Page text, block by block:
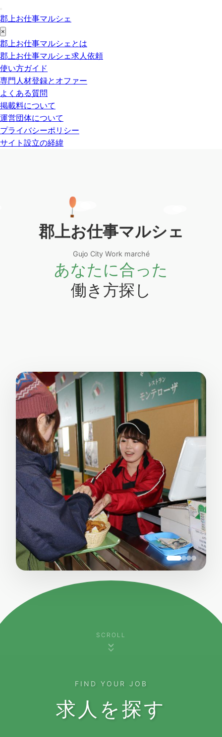
郡上お仕事マルシェ
×
郡上お仕事マルシェとは
郡上お仕事マルシェ求人依頼
使い方ガイド
専門人材登録とオファー
よくある質問
掲載料について
運営団体について
プライバシーポリシー
サイト設立の経緯
郡上お仕事マルシェ
Gujo City Work marché
あなたに合った
働き方探し
SCROLL
FIND YOUR JOB
求人を探す